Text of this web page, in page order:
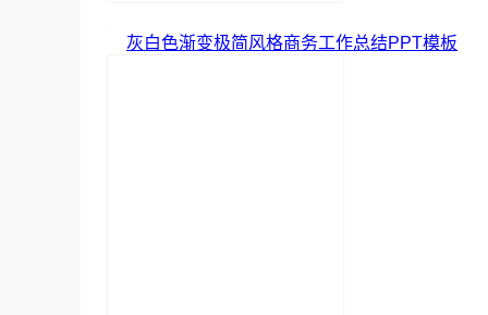
灰白色渐变极简风格商务工作总结PPT模板